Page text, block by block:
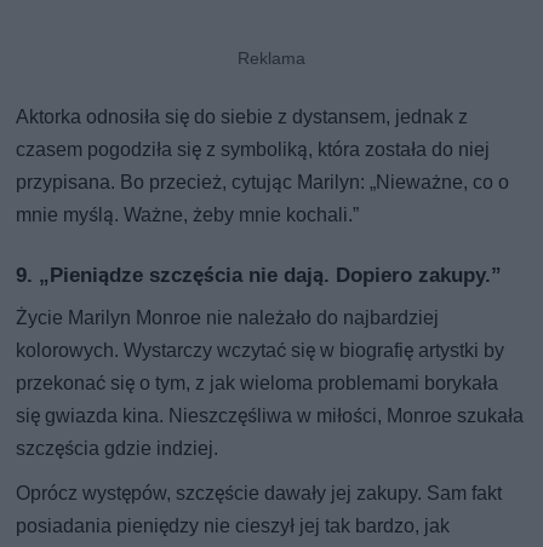
Aktorka odnosiła się do siebie z dystansem, jednak z
czasem pogodziła się z symboliką, która została do niej
przypisana. Bo przecież, cytując Marilyn: „Nieważne, co o
mnie myślą. Ważne, żeby mnie kochali.”
9. „Pieniądze szczęścia nie dają. Dopiero zakupy.”
Życie Marilyn Monroe nie należało do najbardziej
kolorowych. Wystarczy wczytać się w biografię artystki by
przekonać się o tym, z jak wieloma problemami borykała
się gwiazda kina. Nieszczęśliwa w miłości, Monroe szukała
szczęścia gdzie indziej.
Oprócz występów, szczęście dawały jej zakupy. Sam fakt
posiadania pieniędzy nie cieszył jej tak bardzo, jak